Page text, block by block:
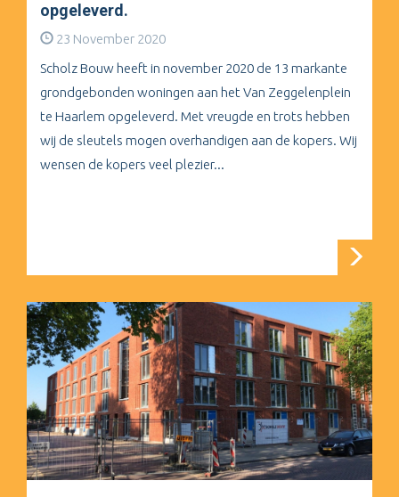
opgeleverd.
23 November 2020
Scholz Bouw heeft in november 2020 de 13 markante
grondgebonden woningen aan het Van Zeggelenplein
te Haarlem opgeleverd. Met vreugde en trots hebben
wij de sleutels mogen overhandigen aan de kopers. Wij
wensen de kopers veel plezier...